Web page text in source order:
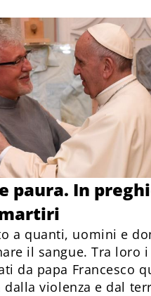
paura. In
a quanti, uomini e
il sangue. Tra loro
da papa Francesco
dalla violenza e dal